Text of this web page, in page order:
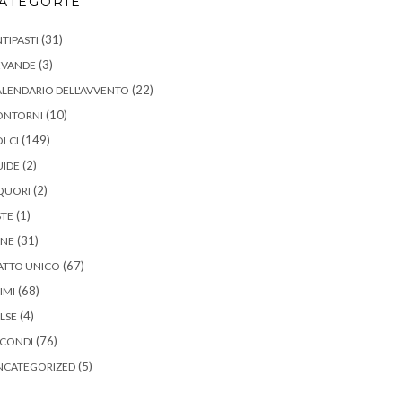
(31)
(3)
DELL'AVVENTO (22)
(10)
(149)
(2)
(2)
(1)
(31)
UNICO (67)
(68)
(4)
(76)
(5)